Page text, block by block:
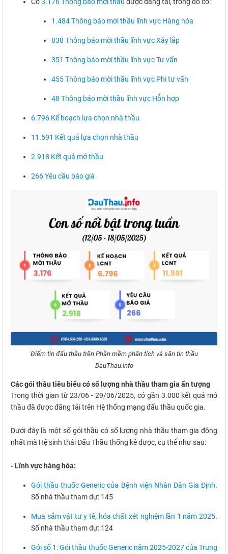
1.484 Thông báo mời thầu lĩnh vực Hàng hóa
838 Thông báo mời thầu lĩnh vực Xây lắp
351 Thông báo mời thầu lĩnh vực Tư vấn
455 Thông báo mời thầu lĩnh vực Phi tư vấn
48 Thông báo mời thầu lĩnh vực Hỗn hợp
6.796 Kế hoạch lựa chọn nhà thầu
11.591 Kết quả lựa chọn nhà thầu
2.918 Kết quả mở thầu
266 Yêu cầu báo giá
Điểm tin đấu thầu trên Phần mềm phân tích và săn tin thầu
DauThau.info
Các gói thầu tiêu biểu có số lượng nhà thầu tham gia ấn tượng
Trong thời gian từ 23/06 - 29/06/2025, có gần 3.000 kết quả mở
thầu đã được đăng tải trên Hệ thống mạng đấu thầu quốc gia.
Dưới đây là một số gói thầu có số lượng nhà thầu tham gia đông
nhất mà Hệ sinh thái Đấu Thầu thống kê được, cụ thể như sau:
- Lĩnh vực hàng hóa:
Gói thầu thuốc Generic của Bệnh viện Nhân Dân Gia Định.
Số nhà thầu tham dự: 145
Mua sắm vật tư y tế, hóa chất xét nghiệm lần 1 năm 2025.
Số nhà thầu tham dự: 124
Gói số 1: Gói thầu thuốc Generic năm 2025-2027 của Trung